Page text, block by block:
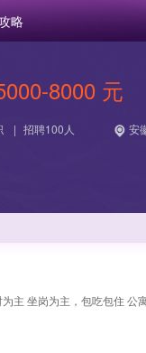
略
8000 元
| 招聘100人 安
主 坐岗为主，包吃包住 公